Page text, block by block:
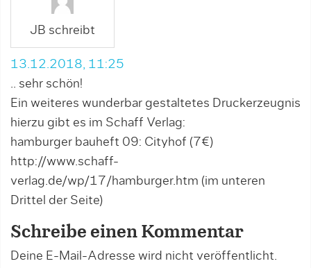
JB schreibt
13.12.2018, 11:25
.. sehr schön!
Ein weiteres wunderbar gestaltetes Druckerzeugnis
hierzu gibt es im Schaff Verlag:
hamburger bauheft 09: Cityhof (7€)
http://www.schaff-
verlag.de/wp/17/hamburger.htm (im unteren
Drittel der Seite)
Schreibe einen Kommentar
Deine E-Mail-Adresse wird nicht veröffentlicht.